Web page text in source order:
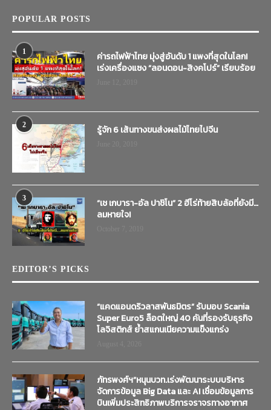
POPULAR POSTS
1
ค่ารถไฟฟ้าไทย มุ่งสู่อันดับ 1 แพงที่สุดในโลก!
เร่งเครื่องแซง “ลอนดอน-สิงคโปร์” เรียบร้อย
2 รู้จัก 6 เส้นทางขนส่งผลไม้ไทยไปจีน
3
“เช เกบารา-อัล ปาชิโน” 2 ฮีโร่ท้ายสิบล้อที่ยังมี…
ลมหายใจ!
EDITOR’S PICKS
“แคดแอนดริวลาสพันธมิตร” รับมอบ Scania
Super Euro5 ล็อตใหญ่ 40 คันที่รองรับธุรกิจ
โลจิสติกส์ ย้ำสแกนเนียความแข็งแกร่ง
ภัทรพงศ์ฯ”หนุนบวท.เร่งพัฒนาระบบบริหาร
จัดการข้อมูล Big Data และ AI เชื่อมข้อมูลการ
บินเพิ่มประสิทธิภาพบริการจราจรทางอากาศ